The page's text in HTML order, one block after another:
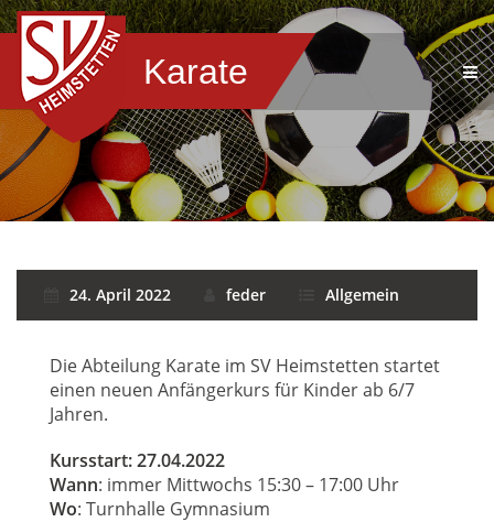
Karate
24. April 2022 feder Allgemein
Die Abteilung Karate im SV Heimstetten startet
einen neuen Anfängerkurs für Kinder ab 6/7
Jahren.
Kursstart: 27.04.2022
Wann: immer Mittwochs 15:30 – 17:00 Uhr
Wo: Turnhalle Gymnasium